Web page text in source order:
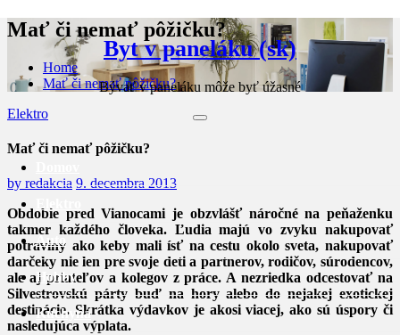
Skip
to
Byt v paneláku (sk)
Bývať v paneláku môže byť úžasné
Auto
Hobby
Kuchyňa
Mať či nemať pôžičku?
Home
Mať či nemať pôžičku?
Elektro
Mať či nemať pôžičku?
by redakcia 9. decembra 2013
Obdobie pred Vianocami je obzvlášť náročné na peňaženku
takmer každého človeka. Ľudia majú vo zvyku nakupovať
potraviny ako keby mali ísť na cestu okolo sveta, nakupovať
darčeky nie len pre svoje deti a partnerov, rodičov, súrodencov,
ale aj priateľov a kolegov z práce. A nezriedka odcestovať na
Silvestrovskú párty buď na hory alebo do nejakej exotickej
destinácie. Skrátka výdavkov je akosi viacej, ako sú úspory či
nasledujúca výplata.